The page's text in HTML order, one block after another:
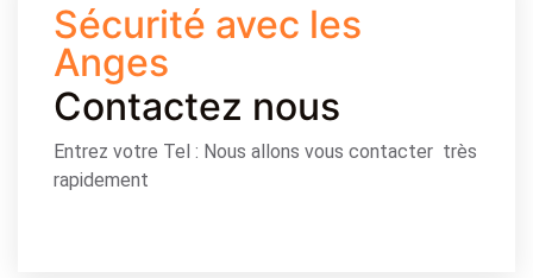
Sécurité avec les
Anges
Contactez nous
Entrez votre Tel : Nous allons vous contacter très
rapidement